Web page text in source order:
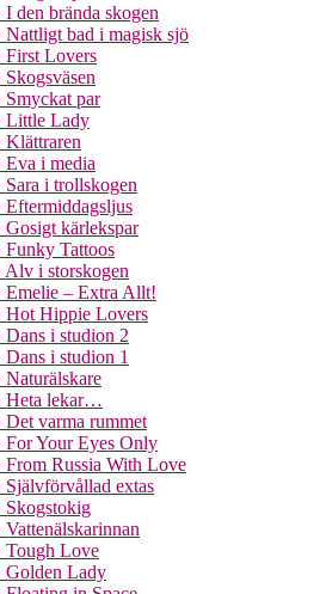
I den brända skogen
Nattligt bad i magisk sjö
First Lovers
Skogsväsen
Smyckat par
Little Lady
Klättraren
Eva i media
Sara i trollskogen
Eftermiddagsljus
Gosigt kärlekspar
Funky Tattoos
Alv i storskogen
Emelie – Extra Allt!
Hot Hippie Lovers
Dans i studion 2
Dans i studion 1
Naturälskare
Heta lekar…
Det varma rummet
For Your Eyes Only
From Russia With Love
Självförvållad extas
Skogstokig
Vattenälskarinnan
Tough Love
Golden Lady